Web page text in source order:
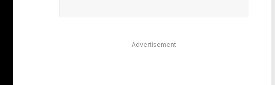
Advertisement